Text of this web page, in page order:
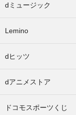
dミュージック
Lemino
dヒッツ
dアニメストア
ドコモスポーツくじ